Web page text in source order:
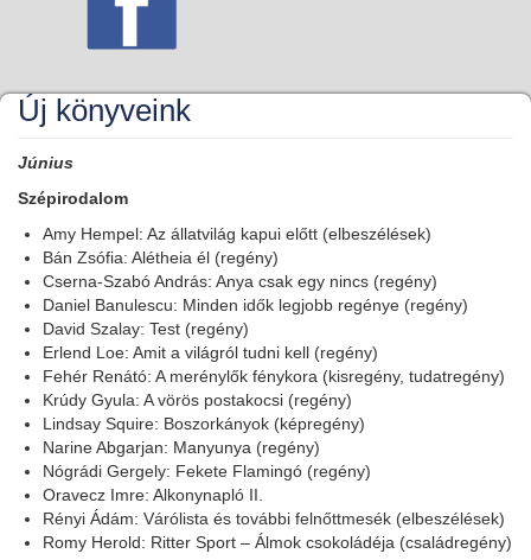
Új könyveink
Június
Szépirodalom
Amy Hempel: Az állatvilág kapui előtt (elbeszélések)
Bán Zsófia: Alétheia él (regény)
Cserna-Szabó András: Anya csak egy nincs (regény)
Daniel Banulescu: Minden idők legjobb regénye (regény)
David Szalay: Test (regény)
Erlend Loe: Amit a világról tudni kell (regény)
Fehér Renátó: A merénylők fénykora (kisregény, tudatregény)
Krúdy Gyula: A vörös postakocsi (regény)
Lindsay Squire: Boszorkányok (képregény)
Narine Abgarjan: Manyunya (regény)
Nógrádi Gergely: Fekete Flamingó (regény)
Oravecz Imre: Alkonynapló II.
Rényi Ádám: Várólista és további felnőttmesék (elbeszélések)
Romy Herold: Ritter Sport – Álmok csokoládéja (családregény)